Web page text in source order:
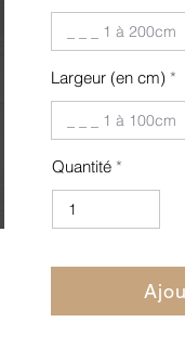
Largeur (en cm)
Quantité